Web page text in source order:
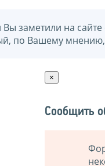
Вы заметили на
по Вашему
×
Сообщить